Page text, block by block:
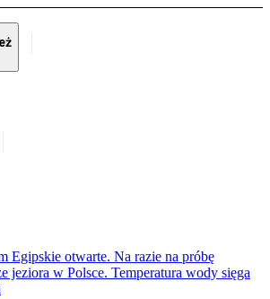
Egipskie otwarte. Na razie na próbę
jeziora w Polsce. Temperatura wody sięga